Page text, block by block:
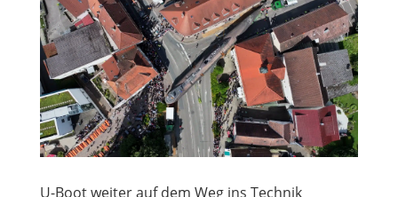
U-Boot weiter auf dem Weg ins Technik